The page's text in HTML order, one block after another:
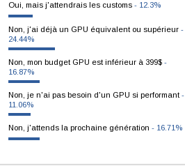
Oui, mais j'attendrais les customs - 12.3%
Non, j'ai déjà un GPU équivalent ou supérieur -
24.44%
Non, mon budget GPU est inférieur à 399$ -
16.87%
Non, je n'ai pas besoin d'un GPU si performant -
11.06%
Non, j'attends la prochaine génération - 16.71%